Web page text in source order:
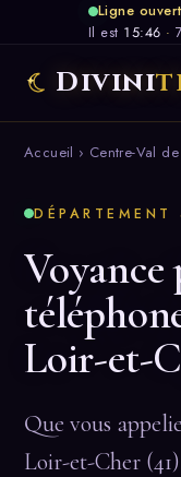
Ligne
Il est 15:46 ·
Divini
Accueil › Centre-Val
Voyance
Loir-et-
Que vous
Loir-et-Cher